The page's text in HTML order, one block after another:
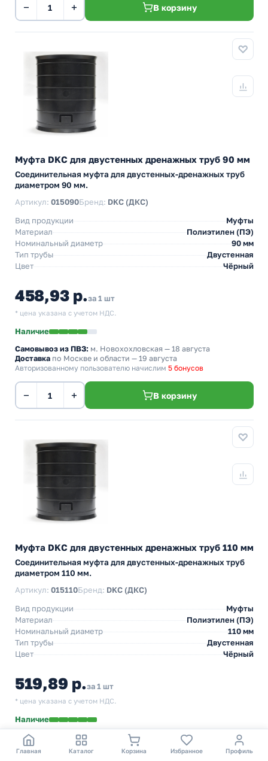
− + В корзину
Муфта DKC для двустенных дренажных труб 90 мм
Соединительная муфта для двустенных-дренажных труб
диаметром 90 мм.
Артикул: 015090Бренд: DKC (ДКС)
Вид продукции
Муфты
Материал
Полиэтилен (ПЭ)
Номинальный диаметр
90 мм
Тип трубы
Двустенная
Цвет
Чёрный
458,93 р.за 1 шт
* цена указана с учетом НДС.
Наличие
Самовывоз из ПВЗ: м. Новохохловская — 18 августа
Доставка по Москве и области — 19 августа
Авторизованному пользователю начислим 5 бонусов
− + В корзину
Муфта DKC для двустенных дренажных труб 110 мм
Соединительная муфта для двустенных-дренажных труб
диаметром 110 мм.
Артикул: 015110Бренд: DKC (ДКС)
Вид продукции
Муфты
Материал
Полиэтилен (ПЭ)
Номинальный диаметр
110 мм
Тип трубы
Двустенная
Цвет
Чёрный
519,89 р.за 1 шт
* цена указана с учетом НДС.
Наличие
Самовывоз из ПВЗ: м. Новохохловская
— 11 августа
Доставка
по Москве и области — 12 августа
Авторизованному пользователю начислим
5 бонусов
Главная Каталог Корзина Избранное Профиль